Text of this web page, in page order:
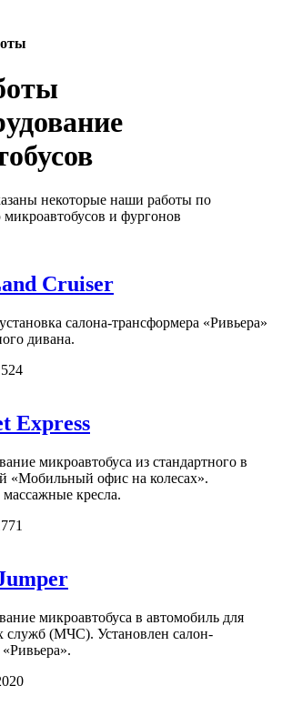
некоторые наши работы по
и фургонов
Cruiser
салона-трансформера «Ривьера»
дивана.
Express
микроавтобуса из стандартного в
«Мобильный офис на колесах».
кресла.
микроавтобуса в автомобиль для
служб (МЧС). Установлен салон-